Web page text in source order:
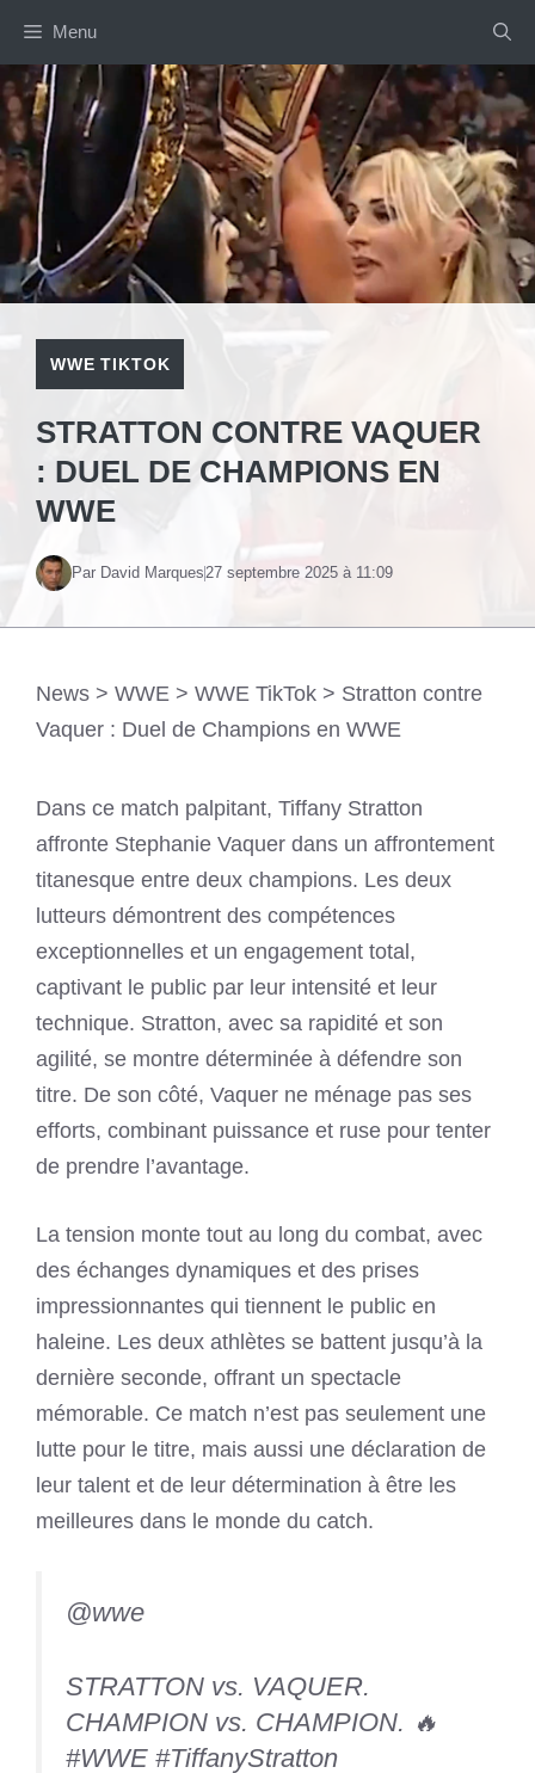
contenu
Menu
WWE TIKTOK
STRATTON CONTRE VAQUER
: DUEL DE CHAMPIONS EN
WWE
Par David Marques27 septembre 2025 à 11:09
News > WWE > WWE TikTok > Stratton contre
Vaquer : Duel de Champions en WWE
Dans ce match palpitant, Tiffany Stratton
affronte Stephanie Vaquer dans un affrontement
titanesque entre deux champions. Les deux
lutteurs démontrent des compétences
exceptionnelles et un engagement total,
captivant le public par leur intensité et leur
technique. Stratton, avec sa rapidité et son
agilité, se montre déterminée à défendre son
titre. De son côté, Vaquer ne ménage pas ses
efforts, combinant puissance et ruse pour tenter
de prendre l’avantage.
La tension monte tout au long du combat, avec
des échanges dynamiques et des prises
impressionnantes qui tiennent le public en
haleine. Les deux athlètes se battent jusqu’à la
dernière seconde, offrant un spectacle
mémorable. Ce match n’est pas seulement une
lutte pour le titre, mais aussi une déclaration de
leur talent et de leur détermination à être les
meilleures dans le monde du catch.
@wwe
STRATTON vs. VAQUER.
CHAMPION vs. CHAMPION. 🔥
#WWE #TiffanyStratton